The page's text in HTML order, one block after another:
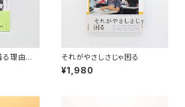
る理由
ン
それがやさしさじゃ困る
¥1,980